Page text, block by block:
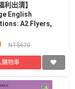
利出清】
English
A2 Flyers,
NT$670
購物車